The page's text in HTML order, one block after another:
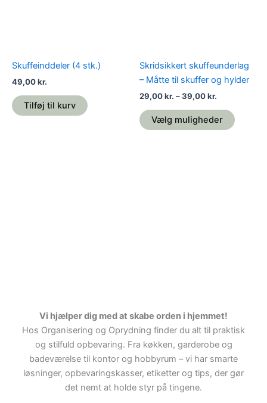
Skuffeinddeler (4 stk.)
49,00kr.
Tilføj til kurv
Skridsikkert skuffeunderlag
– Måtte til skuffer og hylder
29,00kr. –39,00kr.
Vælg muligheder
Vi hjælper dig med at skabe orden i hjemmet!
Hos Organisering og Oprydning finder du alt til praktisk
og stilfuld opbevaring. Fra køkken, garderobe og
badeværelse til kontor og hobbyrum – vi har smarte
løsninger, opbevaringskasser, etiketter og tips, der gør
det nemt at holde styr på tingene.